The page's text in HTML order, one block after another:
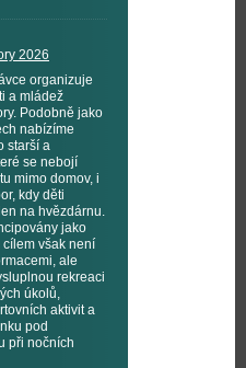
2026
organizuje
a mládež
Podobně jako
nabízíme
starší a
se nebojí
mimo domov, i
kdy děti
na hvězdárnu.
jako
však není
ale
rekreaci
úkolů,
aktivit a
pod
při nočních